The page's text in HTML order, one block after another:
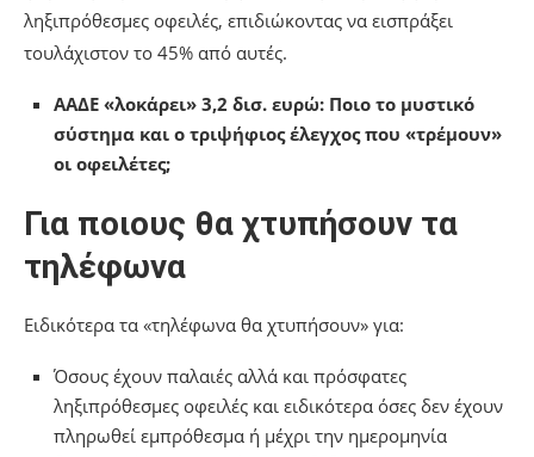
ληξιπρόθεσμες οφειλές, επιδιώκοντας να εισπράξει
τουλάχιστον το 45% από αυτές.
ΑΑΔΕ «λοκάρει» 3,2 δισ. ευρώ: Ποιο το μυστικό
σύστημα και ο τριψήφιος έλεγχος που «τρέμουν»
οι οφειλέτες;
Για ποιους θα χτυπήσουν τα
τηλέφωνα
Ειδικότερα τα «τηλέφωνα θα χτυπήσουν» για:
Όσους έχουν παλαιές αλλά και πρόσφατες
ληξιπρόθεσμες οφειλές και ειδικότερα όσες δεν έχουν
πληρωθεί εμπρόθεσμα ή μέχρι την ημερομηνία